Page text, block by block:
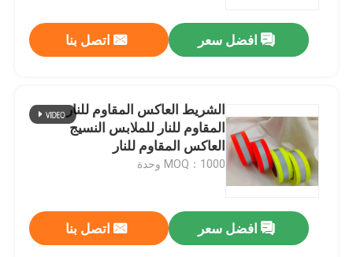
افضل سعر اتصل بنا
الشريط العاكس المقاوم للنار
المقاوم للنار للملابس النسيج
العاكس المقاوم للنار
MOQ：1000 وحدة
افضل سعر اتصل بنا